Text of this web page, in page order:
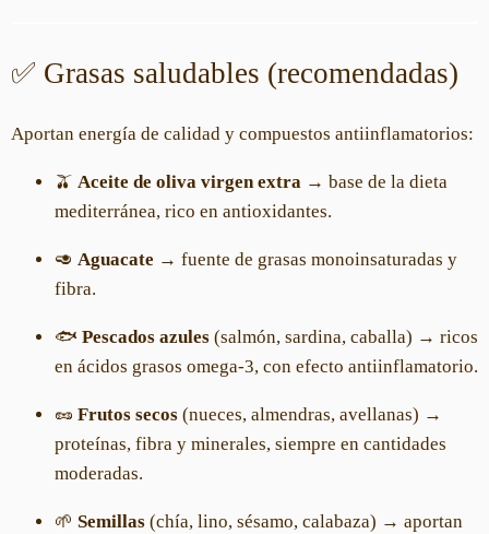
✅ Grasas saludables (recomendadas)
Aportan energía de calidad y compuestos antiinflamatorios:
🫒 Aceite de oliva virgen extra → base de la dieta
mediterránea, rico en antioxidantes.
🥑 Aguacate → fuente de grasas monoinsaturadas y
fibra.
🐟 Pescados azules (salmón, sardina, caballa) → ricos
en ácidos grasos omega-3, con efecto antiinflamatorio.
🥜 Frutos secos (nueces, almendras, avellanas) →
proteínas, fibra y minerales, siempre en cantidades
moderadas.
🌱 Semillas (chía, lino, sésamo, calabaza) → aportan